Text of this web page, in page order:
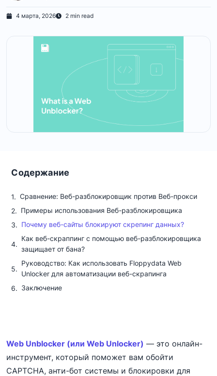
4 марта, 2026 2 min read
Web Unblocker (или Web Unlocker) — это онлайн-
инструмент, который поможет вам обойти
CAPTCHA, анти-бот системы и блокировки для
Содержание
Сравнение: Веб-разблокировщик против Веб-прокси
Примеры использования Веб-разблокировщика
Почему веб-сайты блокируют скрепинг данных?
Как веб-скраппинг с помощью веб-разблокировщика
защищает от бана?
Руководство: Как использовать Floppydata Web
Unlocker для автоматизации веб-скрапинга
Заключение